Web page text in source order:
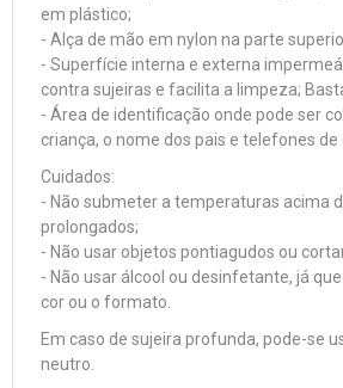
em plástico;
- Alça de mão em nylon na parte
- Superfície interna e externa
contra sujeiras e facilita a limpeza;
- Área de identificação onde pode ser
criança, o nome dos pais e telefones de
Cuidados:
- Não submeter a temperaturas acima
prolongados;
- Não usar objetos pontiagudos ou
- Não usar álcool ou desinfetante, já
cor ou o formato.
Em caso de sujeira profunda, pode-se
neutro.